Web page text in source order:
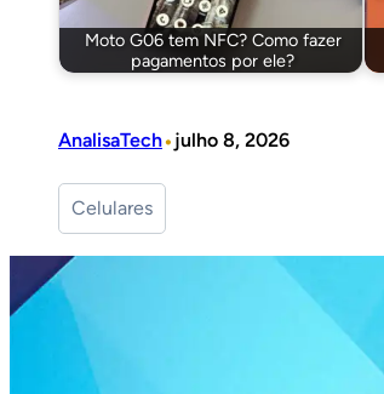
Moto G06 tem NFC? Como fazer
pagamentos por ele?
AnalisaTech•julho 8, 2026
Celulares